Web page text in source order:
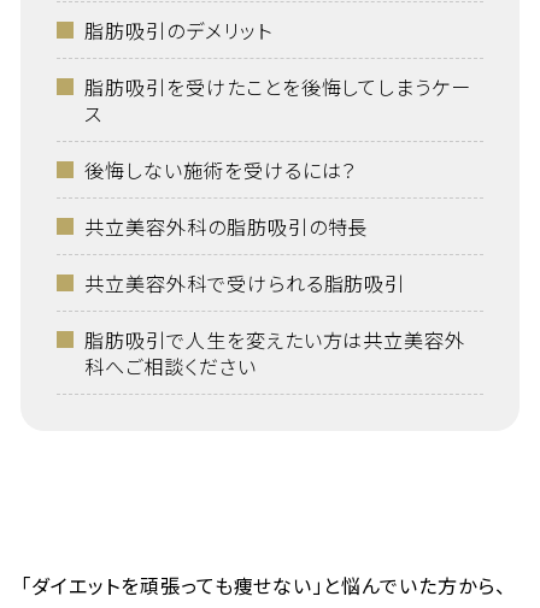
脂肪吸引のデメリット
脂肪吸引を受けたことを後悔してしまうケー
ス
後悔しない施術を受けるには？
共立美容外科の脂肪吸引の特長
共立美容外科で受けられる脂肪吸引
脂肪吸引で人生を変えたい方は共立美容外
科へご相談ください
「ダイエットを頑張っても痩せない」と悩んでいた方から、